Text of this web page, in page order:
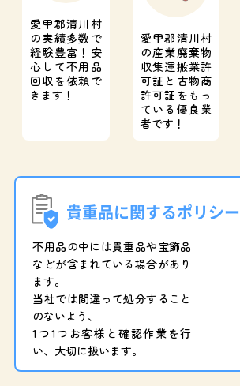
愛甲郡清川村
の実績多数で
経験豊富！ 安
心して不用品
回収を依頼で
きます！
愛甲郡清川村
の産業廃棄物
収集運搬業許
可証と 古物商
許可証をもっ
ている優良業
者です！
貴重品に関するポリシー
不用品の中には貴重品や宝飾品
などが含まれている場合があり
ます。
当社では間違って処分すること
のないよう、
1つ1つお客様と確認作業を行
い、大切に扱います。